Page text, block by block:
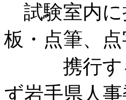
試験室内に
板・点筆、
携行する
ず岩手県人